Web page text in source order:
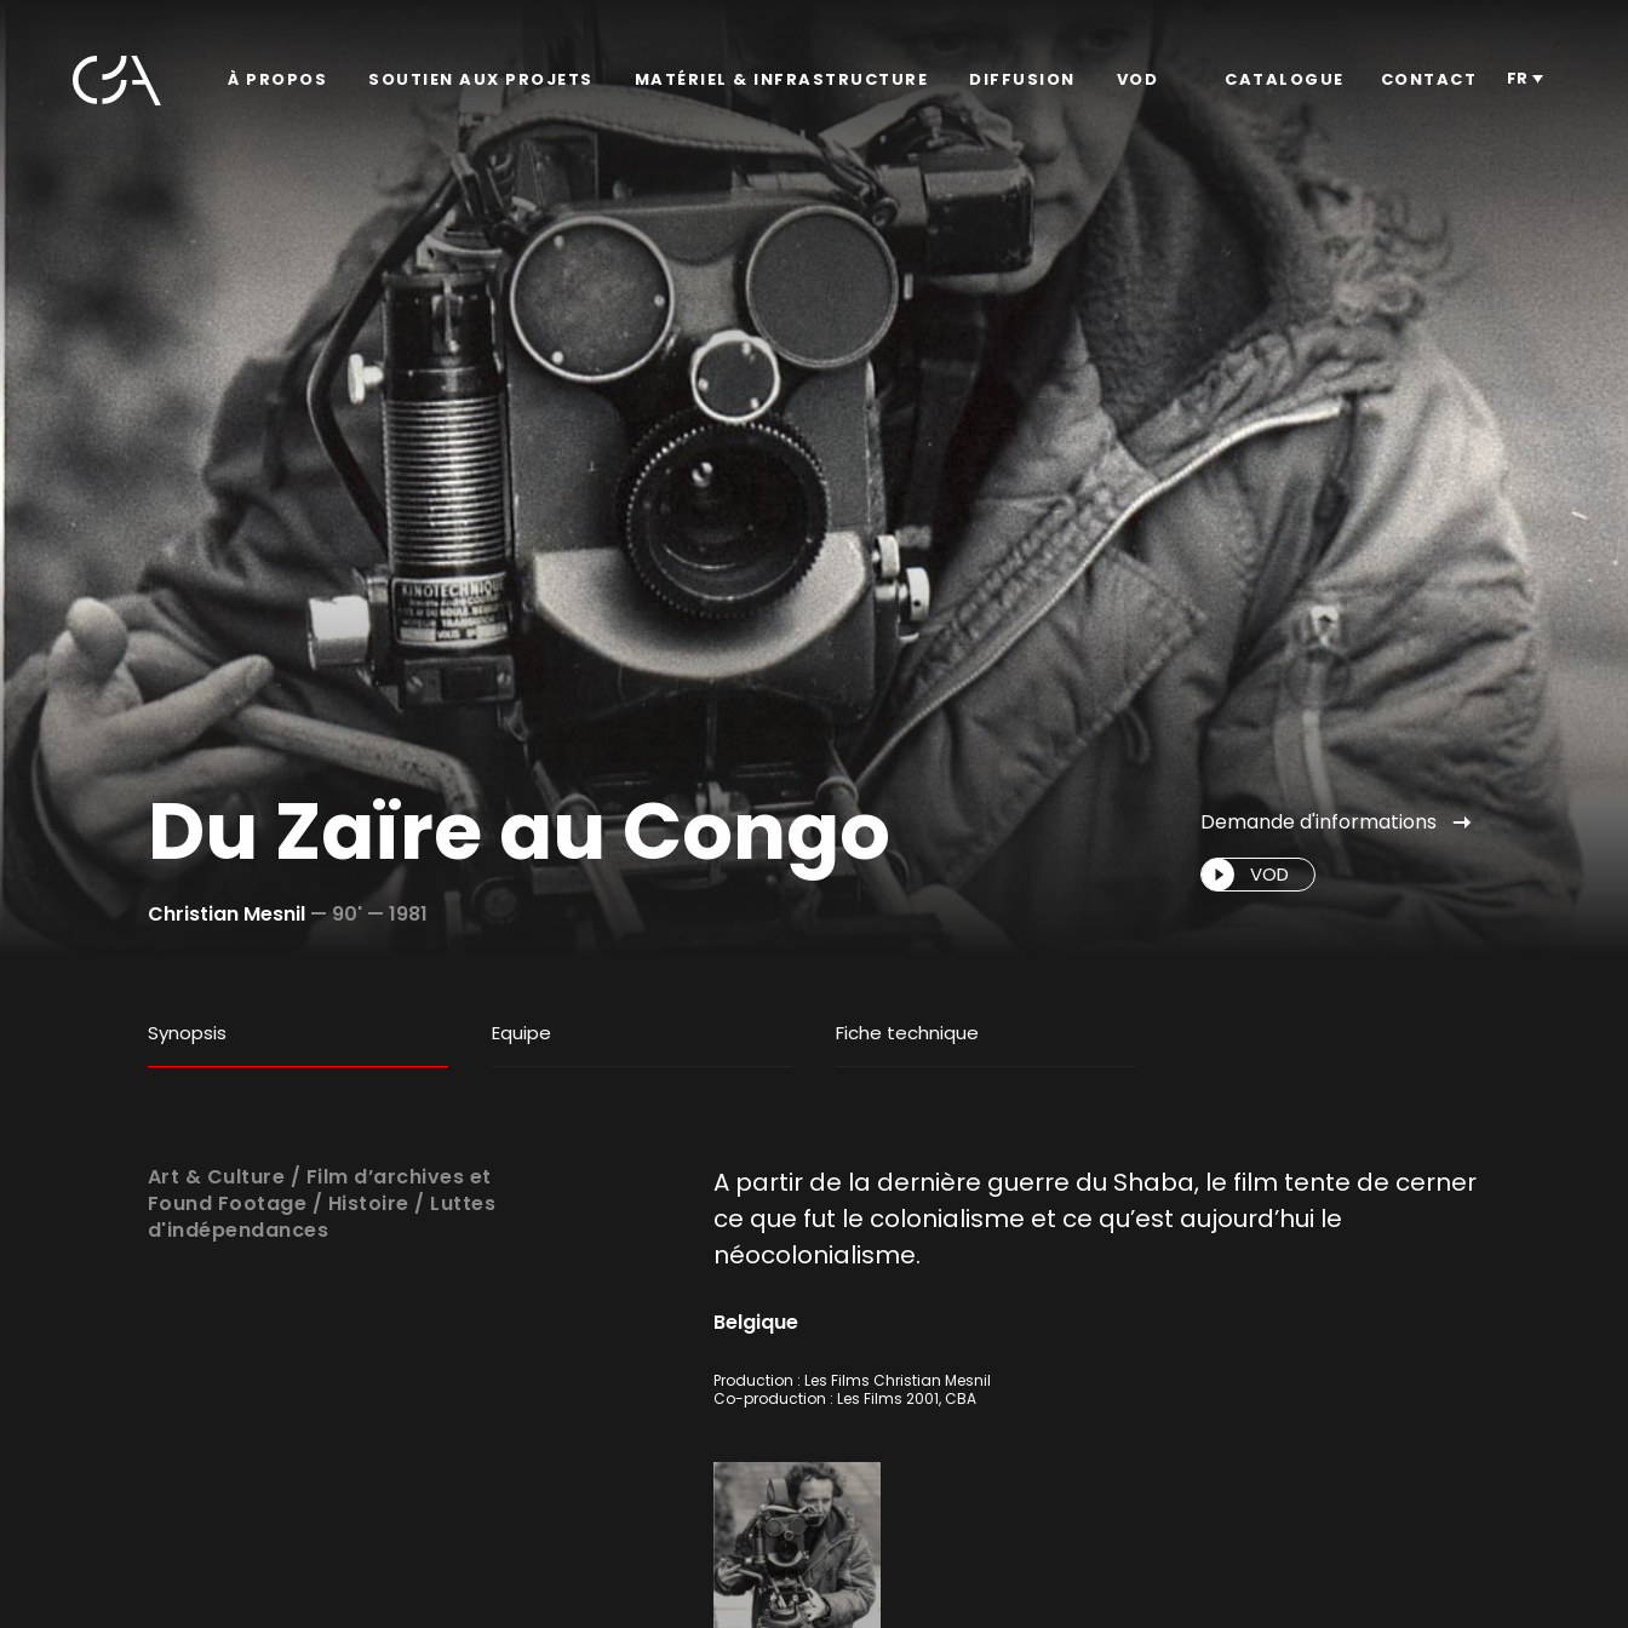
À PROPOS SOUTIEN AUX PROJETS MATÉRIEL & INFRASTRUCTURE DIFFUSION VOD CONTACT
CATALOGUE FR
Du Zaïre au Congo
Christian Mesnil — 90' — 1981
Demande d'informations
VOD
Synopsis Equipe Fiche technique
Art & Culture / Film d’archives et
Found Footage / Histoire / Luttes
d'indépendances
A partir de la dernière guerre du Shaba, le film tente de cerner
ce que fut le colonialisme et ce qu’est aujourd’hui le
néocolonialisme.
Belgique
Production : Les Films Christian Mesnil
Co-production : Les Films 2001, CBA